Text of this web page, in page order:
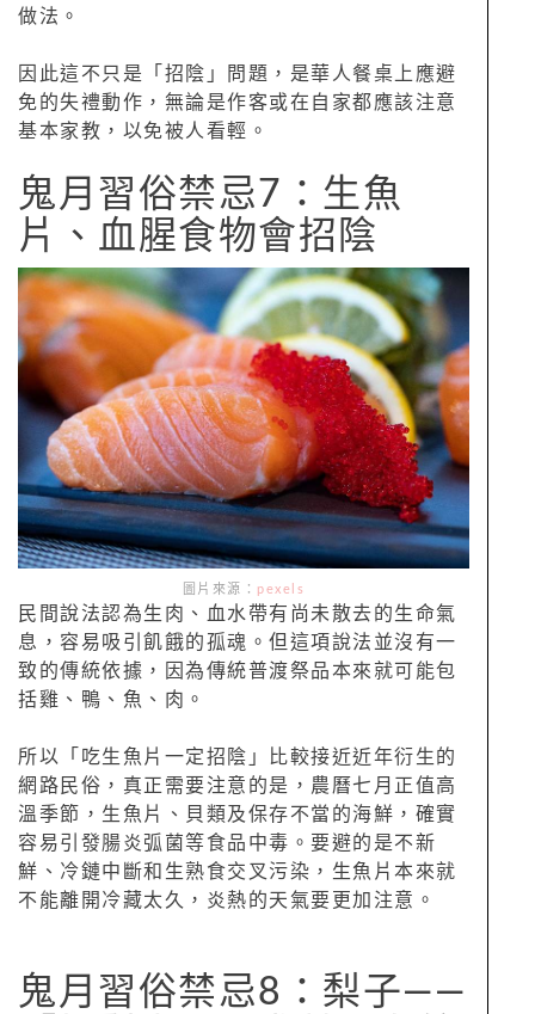
做法。
因此這不只是「招陰」問題，是華人餐桌上應避
免的失禮動作，無論是作客或在自家都應該注意
基本家教，以免被人看輕。
鬼月習俗禁忌7：生魚
片、血腥食物會招陰
圖片來源： pexels
民間說法認為生肉、血水帶有尚未散去的生命氣
息，容易吸引飢餓的孤魂。但這項說法並沒有一
致的傳統依據，因為傳統普渡祭品本來就可能包
括雞、鴨、魚、肉。
所以「吃生魚片一定招陰」比較接近近年衍生的
網路民俗，真正需要注意的是，農曆七月正值高
溫季節，生魚片、貝類及保存不當的海鮮，確實
容易引發腸炎弧菌等食品中毒。要避的是不新
鮮、冷鏈中斷和生熟食交叉污染，生魚片本來就
不能離開冷藏太久，炎熱的天氣要更加注意。
鬼月習俗禁忌8：梨子——